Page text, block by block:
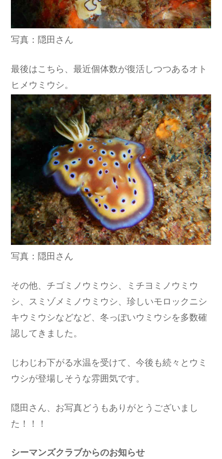
写真：隠田さん
最後はこちら、最近個体数が復活しつつあるオト
ヒメウミウシ。
写真：隠田さん
その他、チゴミノウミウシ、ミチヨミノウミウ
シ、スミゾメミノウミウシ、珍しいモロックニシ
キウミウシなどなど、冬っぽいウミウシを多数確
認してきました。
じわじわ下がる水温を受けて、今後も続々とウミ
ウシが登場しそうな雰囲気です。
隠田さん、お写真どうもありがとうございまし
た！！！
シーマンズクラブからのお知らせ